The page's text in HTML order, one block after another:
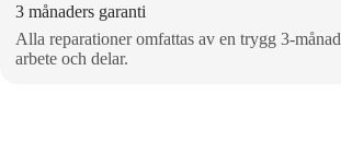
3 månaders garanti
Alla reparationer omfattas av en trygg
arbete och delar.